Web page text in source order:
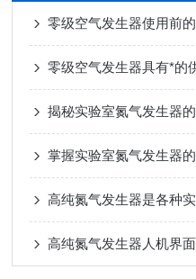
零级空气发生器使用前
零级空气发生器具有*的
揭秘实验室氮气发生器
掌握实验室氮气发生器
高纯氮气发生器是各种
高纯氮气发生器人机界